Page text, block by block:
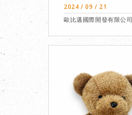
2024 / 09 / 21
歐比邁國際開發有限公司